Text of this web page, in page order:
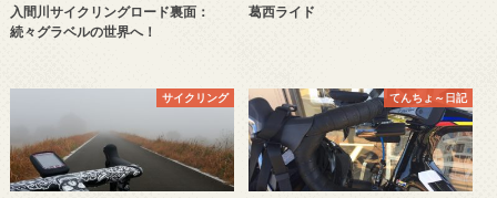
入間川サイクリングロード裏面：
続々グラベルの世界へ！
葛西ライド
サイクリング てんちょ～日記